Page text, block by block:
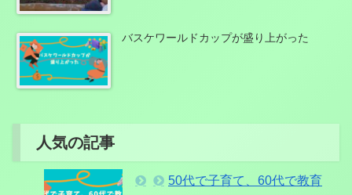
バスケワールドカップが盛り上がった
人気の記事
50代で子育て、60代で教育